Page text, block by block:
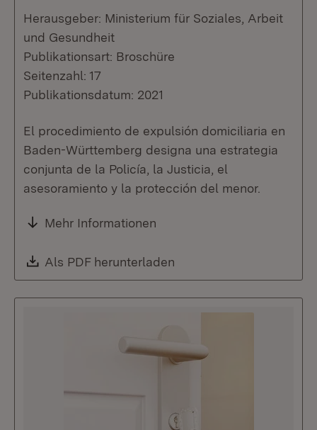
Herausgeber: Ministerium für Soziales, Arbeit
und Gesundheit
Publikationsart: Broschüre
Seitenzahl: 17
Publikationsdatum: 2021
El procedimiento de expulsión domiciliaria en
Baden-Württemberg designa una estrategia
conjunta de la Policía, la Justicia, el
asesoramiento y la protección del menor.
Mehr Informationen
Download:
Als PDF herunterladen